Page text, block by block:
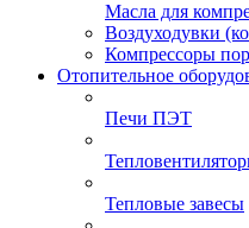
Масла для
Воздуходувки
Компрессоры
Отопительное
Печи ПЭТ
Тепловые завесы